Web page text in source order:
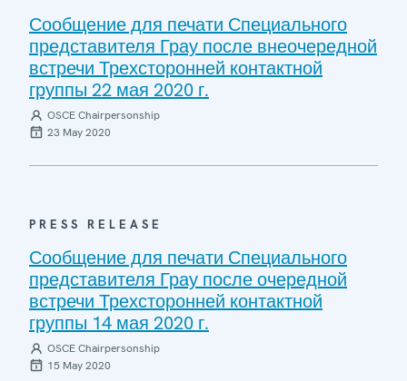
Сообщение для печати Специального
представителя Грау после внеочередной
встречи Трехсторонней контактной
группы 22 мая 2020 г.
OSCE Chairpersonship
23 May 2020
PRESS RELEASE
Сообщение для печати Специального
представителя Грау после очередной
встречи Трехсторонней контактной
группы 14 мая 2020 г.
OSCE Chairpersonship
15 May 2020